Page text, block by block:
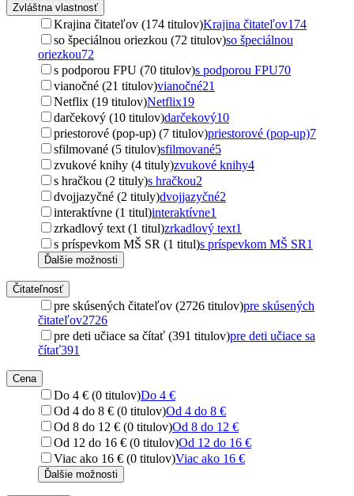
Zvláštna vlastnosť
Krajina čitateľov (174 titulov)Krajina čitateľov174
so špeciálnou oriezkou (72 titulov)so špeciálnou
oriezkou72
s podporou FPU (70 titulov)s podporou FPU70
vianočné (21 titulov)vianočné21
Netflix (19 titulov)Netflix19
darčekový (10 titulov)darčekový10
priestorové (pop-up) (7 titulov)priestorové (pop-up)7
sfilmované (5 titulov)sfilmované5
zvukové knihy (4 tituly)zvukové knihy4
s hračkou (2 tituly)s hračkou2
dvojjazyčné (2 tituly)dvojjazyčné2
interaktívne (1 titul)interaktívne1
zrkadlový text (1 titul)zrkadlový text1
s príspevkom MŠ SR (1 titul)s príspevkom MŠ SR1
Ďalšie možnosti
Čitateľnosť
pre skúsených čitateľov (2726 titulov)pre skúsených
čitateľov2726
pre deti učiace sa čítať (391 titulov)pre deti učiace sa
čítať391
Cena
Do 4 € (0 titulov)Do 4 €
Od 4 do 8 € (0 titulov)Od 4 do 8 €
Od 8 do 12 € (0 titulov)Od 8 do 12 €
Od 12 do 16 € (0 titulov)Od 12 do 16 €
Viac ako 16 € (0 titulov)Viac ako 16 €
Ďalšie možnosti